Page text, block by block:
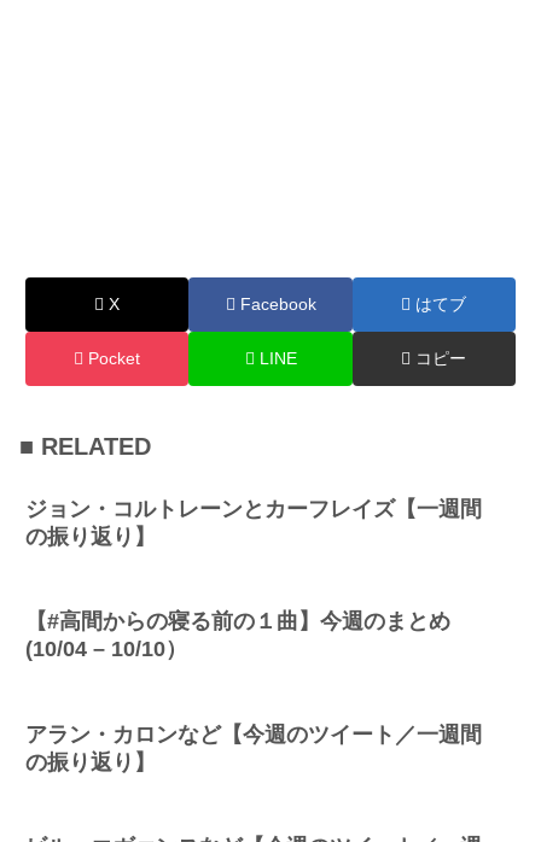
X Facebook はてブ
Pocket LINE コピー
■ RELATED
ジョン・コルトレーンとカーフレイズ【一週間
の振り返り】
【#高間からの寝る前の１曲】今週のまとめ
(10/04 – 10/10）
アラン・カロンなど【今週のツイート／一週間
の振り返り】